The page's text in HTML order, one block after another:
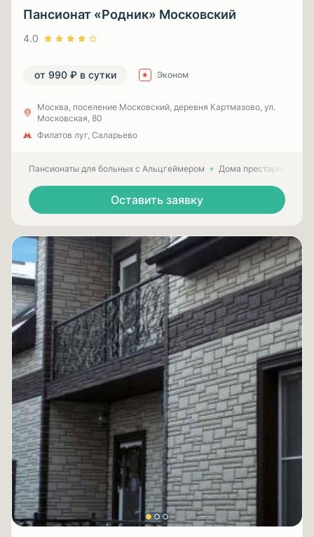
Пансионат «Родник» Московский
4.0
от 990 ₽ в сутки Эконом
Москва, поселение Московский, деревня Картмазово, ул.
Московская, 80
Филатов луг, Саларьево
Пансионаты для больных с Альцгеймером Дома престарелых
Оставить заявку